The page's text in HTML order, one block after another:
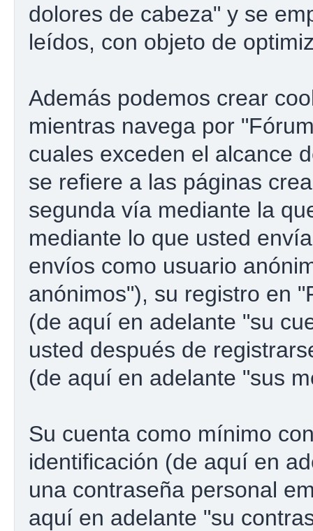
dolores de cabeza" y se
leídos, con objeto de
Además podemos crear
mientras navega por
cuales exceden el alcance
se refiere a las páginas
segunda vía mediante la
mediante lo que usted
envíos como usuario
anónimos"), su registro en
(de aquí en adelante "su
usted después de
(de aquí en adelante "sus
Su cuenta como mínimo
identificación (de aquí en
una contraseña personal
aquí en adelante "su